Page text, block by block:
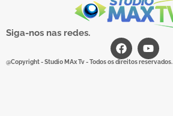
Siga-nos nas redes.
@Copyright - Studio MAx Tv - Todos os direitos reservados.